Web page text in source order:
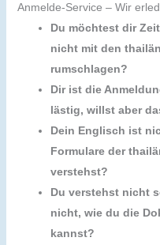
Anmelde-Service – Wir
Du möchtest dir
nicht mit den
rumschlagen?
Dir ist die
lästig, willst aber
Dein Englisch ist
Formulare der
verstehst?
Du verstehst nicht
nicht, wie du die
kannst?